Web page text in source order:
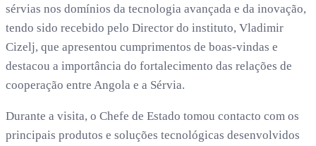
sérvias nos domínios da tecnologia avançada e da inovação,
tendo sido recebido pelo Director do instituto, Vladimir
Cizelj, que apresentou cumprimentos de boas-vindas e
destacou a importância do fortalecimento das relações de
cooperação entre Angola e a Sérvia.
Durante a visita, o Chefe de Estado tomou contacto com os
principais produtos e soluções tecnológicas desenvolvidos